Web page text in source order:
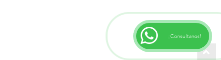
¡Consultanos!